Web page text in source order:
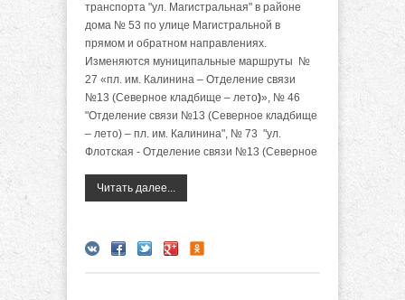
транспорта "ул. Магистральная" в районе
дома № 53 по улице Магистральной в
прямом и обратном направлениях.
Изменяются муниципальные маршруты №
27 «пл. им. Калинина – Отделение связи
№13 (Северное кладбище – лето)», № 46
"Отделение связи №13 (Северное кладбище
– лето) – пл. им. Калинина", № 73 "ул.
Флотская - Отделение связи №13 (Северное
Читать далее...